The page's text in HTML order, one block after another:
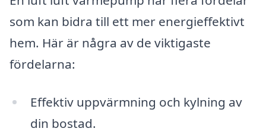
som kan bidra till ett mer energieffektivt
hem. Här är några av de viktigaste
fördelarna:
Effektiv uppvärmning och kylning av
din bostad.